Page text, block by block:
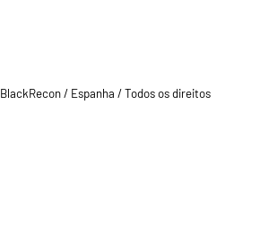
/ Espanha / Todos os direitos